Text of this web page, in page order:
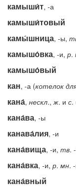
камыши́т, -а
камыши́товый
камы́шница, -ы,
камышо́вка, -и, р.
камышо́вый
кан, -а (котелок
кана́, нескл.,ж. и с.
кана́ва, -ы
канава́лия, -и
кана́вища, -и, тв.
кана́вка, -и, р. мн.
кана́вный